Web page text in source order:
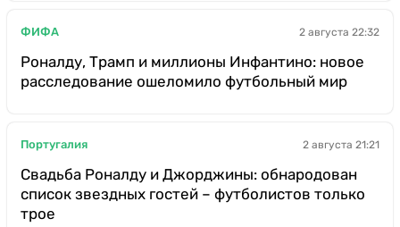
ФИФА 2 августа 22:32
Роналду, Трамп и миллионы Инфантино: новое
расследование ошеломило футбольный мир
Португалия 2 августа 21:21
Свадьба Роналду и Джорджины: обнародован
список звездных гостей – футболистов только
трое